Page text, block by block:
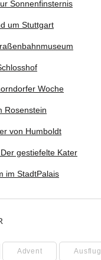
Sonnenfinsternis
um Stuttgart
Woche
Rosenstein
von Humboldt
gestiefelte Kater
im StadtPalais
Advent Ausflug